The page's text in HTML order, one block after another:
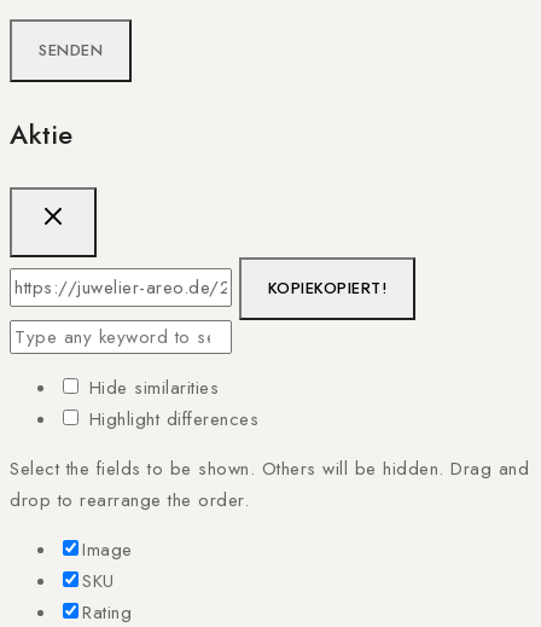
Aktie
KOPIEKOPIERT!
Hide similarities
Highlight differences
Select the fields to be shown. Others will be hidden. Drag and
drop to rearrange the order.
Image
SKU
Rating